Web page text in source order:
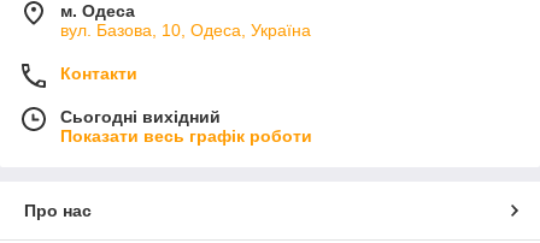
м. Одеса
вул. Базова, 10, Одеса, Україна
Контакти
Сьогодні вихідний
Показати весь графік роботи
Про нас